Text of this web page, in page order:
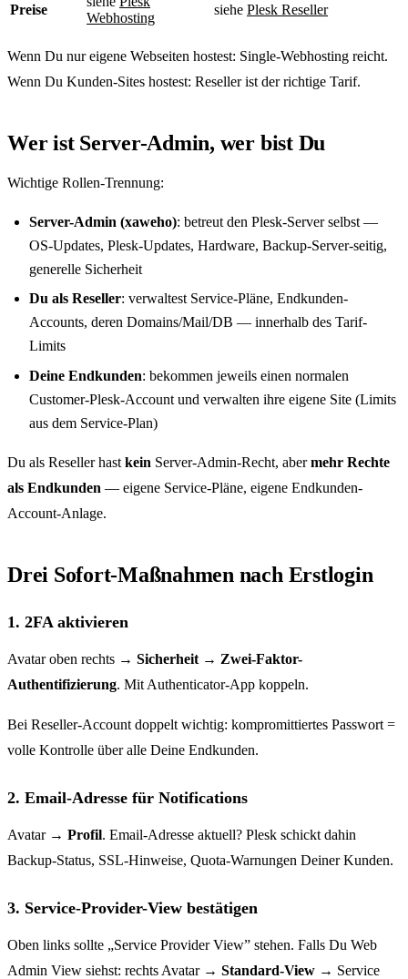
Preise
Webhosting
siehe Plesk Reseller
Wenn Du nur eigene Webseiten hostest: Single-Webhosting reicht.
Wenn Du Kunden-Sites hostest: Reseller ist der richtige Tarif.
Wer ist Server-Admin, wer bist Du
Wichtige Rollen-Trennung:
Server-Admin (xaweho): betreut den Plesk-Server selbst —
OS-Updates, Plesk-Updates, Hardware, Backup-Server-seitig,
generelle Sicherheit
Du als Reseller: verwaltest Service-Pläne, Endkunden-
Accounts, deren Domains/Mail/DB — innerhalb des Tarif-
Limits
Deine Endkunden: bekommen jeweils einen normalen
Customer-Plesk-Account und verwalten ihre eigene Site (Limits
aus dem Service-Plan)
Du als Reseller hast kein Server-Admin-Recht, abermehr Rechte
als Endkunden — eigene Service-Pläne, eigene Endkunden-
Account-Anlage.
Drei Sofort-Maßnahmen nach Erstlogin
1. 2FA aktivieren
Avatar oben rechts → Sicherheit → Zwei-Faktor-
Authentifizierung. Mit Authenticator-App koppeln.
Bei Reseller-Account doppelt wichtig: kompromittiertes Passwort =
volle Kontrolle über alle Deine Endkunden.
2. Email-Adresse für Notifications
Avatar → Profil. Email-Adresse aktuell? Plesk schickt dahin
Backup-Status, SSL-Hinweise, Quota-Warnungen Deiner Kunden.
3. Service-Provider-View bestätigen
Oben links sollte „Service Provider View” stehen. Falls Du Web
Admin View siehst: rechts Avatar → Standard-View → Service